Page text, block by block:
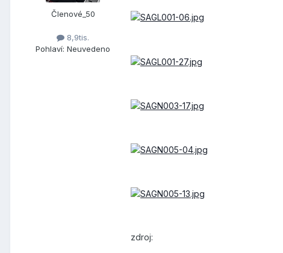
Členové_50
8,9tis.
Pohlaví: Neuvedeno
zdroj: